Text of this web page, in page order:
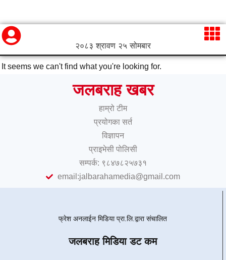
२०८३ श्रावण २५ सोमबार
It seems we can't find what you're looking for.
जलबराह खबर
हाम्रो टीम
प्रयोगका सर्त
विज्ञापन
प्राइभेसी पोलिसी
सम्पर्क: ९८४७८२५७३१
email:jalbarahamedia@gmail.com
फ्रेश अनलाईन मिडिया प्रा.लि.द्वारा संचालित
जलबराह मिडिया डट कम